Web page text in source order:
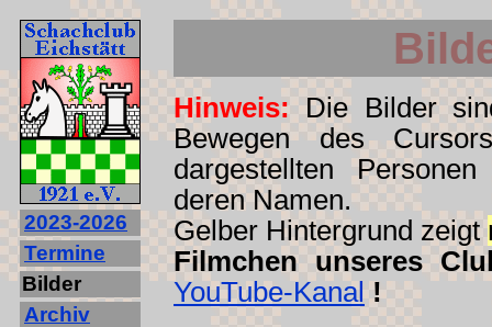
2023‐2026
Termine
Bilder
Archiv
Hinweis: Die Bilder
Bewegen des
dargestellten
deren Namen.
Gelber Hintergrund zeigt
Filmchen unseres
YouTube-Kanal !